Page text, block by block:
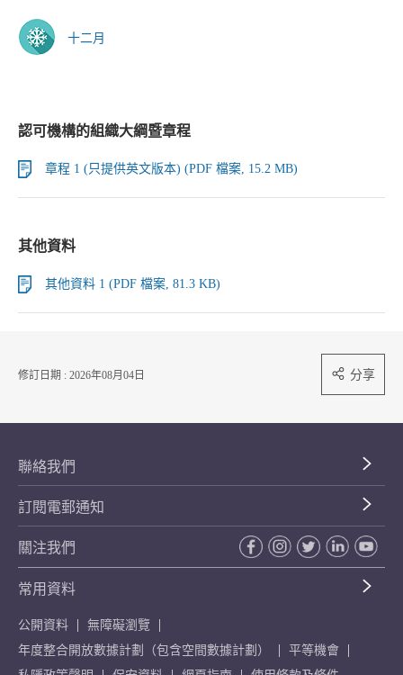
十二月
認可機構的組織大綱暨章程
章程 1 (只提供英文版本) (PDF 檔案, 15.2 MB)
其他資料
其他資料 1 (PDF 檔案, 81.3 KB)
修訂日期 : 2026年08月04日 分享
聯絡我們
訂閱電郵通知
關注我們
常用資料
公開資料
無障礙瀏覽
年度整合開放數據計劃（包含空間數據計劃）
平等機會